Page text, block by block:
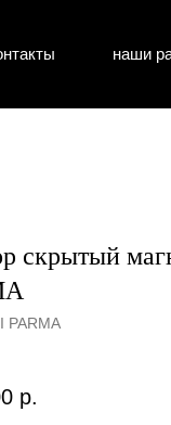
наши
скрытый
PARMA
р.